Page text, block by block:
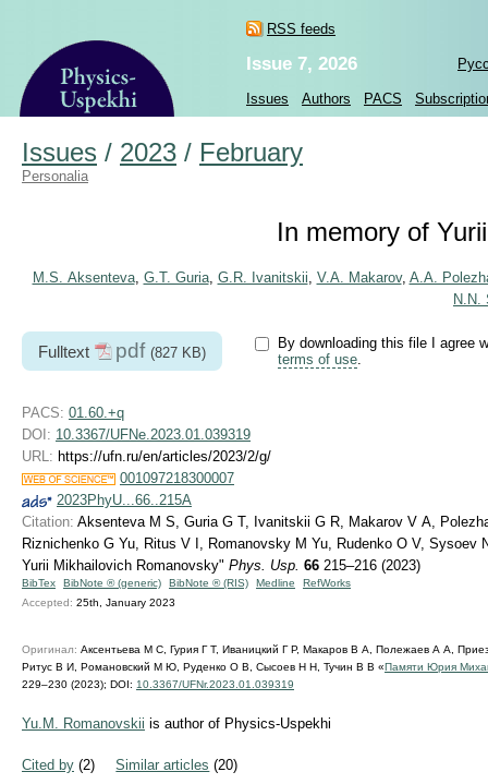
RSS feeds
Issue 7, 2026
Issues Authors PACS
Issues / 2023 / February
Personalia
In memory of
M.S. Aksenteva, G.T. Guria, G.R. Ivanitskii, V.A. Makarov, A.A.
N.N.
Fulltext pdf (827 KB)
By downloading this file I agree
terms of use.
PACS: 01.60.+q
DOI: 10.3367/UFNe.2023.01.039319
URL: https://ufn.ru/en/articles/2023/2/g/
001097218300007
2023PhyU...66..215A
Citation: Aksenteva M S, Guria G T, Ivanitskii G R, Makarov V A,
Riznichenko G Yu, Ritus V I, Romanovsky M Yu, Rudenko O V, Sysoev
Yurii Mikhailovich Romanovsky" Phys. Usp. 66 215–216 (2023)
BibTex BibNote ® (generic) BibNote ® (RIS) Medline
RefWorks
Accepted: 25th, January 2023
Оригинал: Аксентьева М С, Гурия Г Т, Иваницкий Г Р, Макаров В А, Полежаев А А,
Ритус В И, Романовский М Ю, Руденко О В, Сысоев Н Н, Тучин В В «Памяти Юрия
229–230 (2023); DOI: 10.3367/UFNr.2023.01.039319
Yu.M. Romanovskii is author of Physics-Uspekhi
Cited by (2) Similar articles (20)